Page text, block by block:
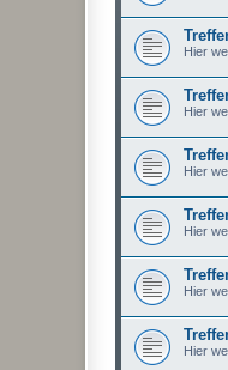
Hier
Hier
Hier
Hier
Hier
Hier